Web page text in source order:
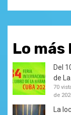
Lo más
Del
de La...
70
de
La